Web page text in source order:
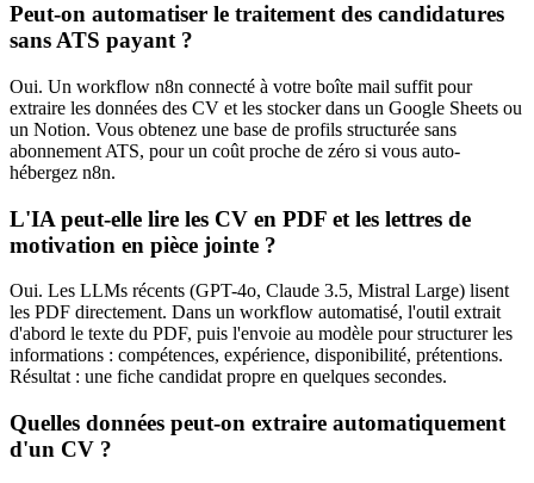
Peut-on automatiser le traitement des candidatures
sans ATS payant ?
Oui. Un workflow n8n connecté à votre boîte mail suffit pour
extraire les données des CV et les stocker dans un Google Sheets ou
un Notion. Vous obtenez une base de profils structurée sans
abonnement ATS, pour un coût proche de zéro si vous auto-
hébergez n8n.
L'IA peut-elle lire les CV en PDF et les lettres de
motivation en pièce jointe ?
Oui. Les LLMs récents (GPT-4o, Claude 3.5, Mistral Large) lisent
les PDF directement. Dans un workflow automatisé, l'outil extrait
d'abord le texte du PDF, puis l'envoie au modèle pour structurer les
informations : compétences, expérience, disponibilité, prétentions.
Résultat : une fiche candidat propre en quelques secondes.
Quelles données peut-on extraire automatiquement
d'un CV ?